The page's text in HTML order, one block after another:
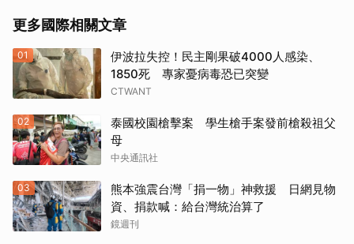
更多國際相關文章
01
伊波拉失控！民主剛果破4000人感染、
1850死 專家憂病毒恐已突變
CTWANT
02
泰國校園槍擊案 學生槍手案發前槍殺祖父
母
中央通訊社
03
熊本強震台灣「捐一物」神救援 日網見物
資、捐款喊：給台灣統治算了
鏡週刊